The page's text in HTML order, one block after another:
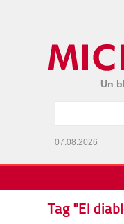
Un
07.08.2026
Tag "El